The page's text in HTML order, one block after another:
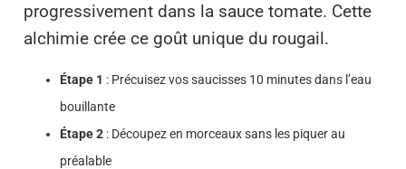
progressivement dans la sauce tomate. Cette
alchimie crée ce goût unique du rougail.
Étape 1 : Précuisez vos saucisses 10 minutes dans l’eau
bouillante
Étape 2 : Découpez en morceaux sans les piquer au
préalable